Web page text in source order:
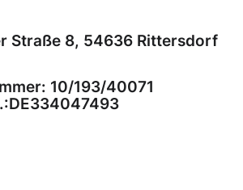
Straße 8, 54636 Rittersdorf
10/193/40071